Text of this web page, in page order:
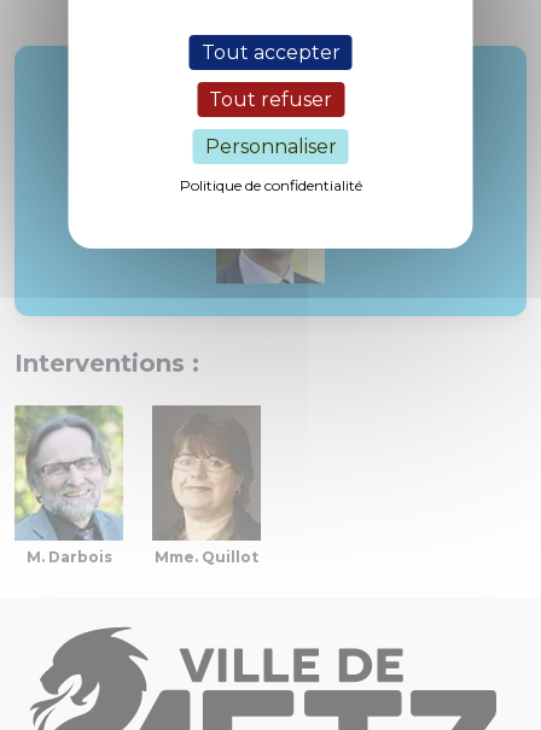
Tout accepter
Tout refuser
Personnaliser
Politique de confidentialité
Rapporteur :
M. Koenig
Interventions :
M. Darbois Mme. Quillot